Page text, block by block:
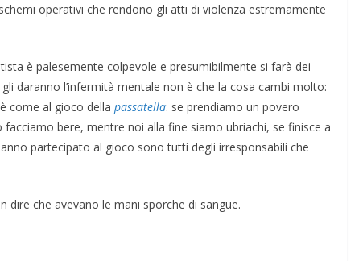
operativi che rendono gli atti di violenza estremamente
è palesemente colpevole e presumibilmente si farà dei
daranno l’infermità mentale non è che la cosa cambi molto:
come al gioco della passatella: se prendiamo un povero
bere, mentre noi alla fine siamo ubriachi, se finisce a
partecipato al gioco sono tutti degli irresponsabili che
dire che avevano le mani sporche di sangue.